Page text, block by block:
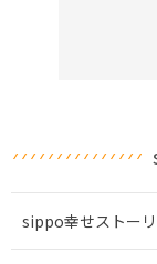
sippo幸せストー